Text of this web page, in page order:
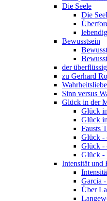
Die Seele
Die
Bewusstsein
der
zu Gerhard
Wahrheitsliebe
Sinn versus
Glück in der
Glück
Glück
Fausts
Glück -
Glück -
Glück -
Intensität und
Garcia
Über